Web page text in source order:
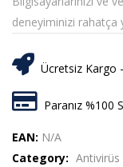
deneyiminizi rahatça
Ücretsiz Kargo
Paranız %100
EAN: N/A
Category: Antivirüs